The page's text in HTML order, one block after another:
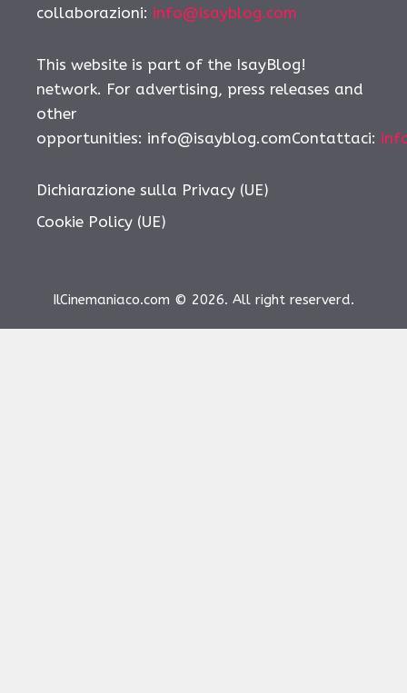
collaborazioni: info@isayblog.com
This website is part of the IsayBlog!
network. For advertising, press releases and
other
opportunities: info@isayblog.comContattaci:
Dichiarazione sulla Privacy (UE)
Cookie Policy (UE)
IlCinemaniaco.com © 2026. All right reserverd.